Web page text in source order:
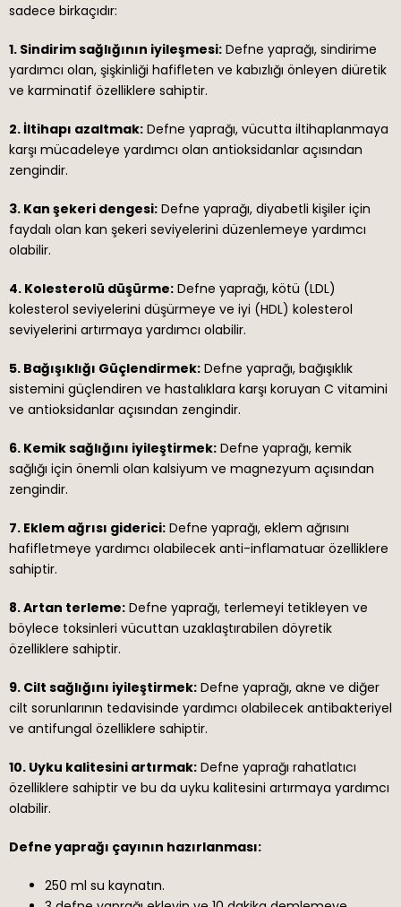
sadece birkaçıdır:
1. Sindirim sağlığının iyileşmesi: Defne yaprağı, sindirime
yardımcı olan, şişkinliği hafifleten ve kabızlığı önleyen diüretik
ve karminatif özelliklere sahiptir.
2. İltihapı azaltmak: Defne yaprağı, vücutta iltihaplanmaya
karşı mücadeleye yardımcı olan antioksidanlar açısından
zengindir.
3. Kan şekeri dengesi: Defne yaprağı, diyabetli kişiler için
faydalı olan kan şekeri seviyelerini düzenlemeye yardımcı
olabilir.
4. Kolesterolü düşürme: Defne yaprağı, kötü (LDL)
kolesterol seviyelerini düşürmeye ve iyi (HDL) kolesterol
seviyelerini artırmaya yardımcı olabilir.
5. Bağışıklığı Güçlendirmek: Defne yaprağı, bağışıklık
sistemini güçlendiren ve hastalıklara karşı koruyan C vitamini
ve antioksidanlar açısından zengindir.
6. Kemik sağlığını iyileştirmek: Defne yaprağı, kemik
sağlığı için önemli olan kalsiyum ve magnezyum açısından
zengindir.
7. Eklem ağrısı giderici: Defne yaprağı, eklem ağrısını
hafifletmeye yardımcı olabilecek anti-inflamatuar özelliklere
sahiptir.
8. Artan terleme: Defne yaprağı, terlemeyi tetikleyen ve
böylece toksinleri vücuttan uzaklaştırabilen döyretik
özelliklere sahiptir.
9. Cilt sağlığını iyileştirmek: Defne yaprağı, akne ve diğer
cilt sorunlarının tedavisinde yardımcı olabilecek antibakteriyel
ve antifungal özelliklere sahiptir.
10. Uyku kalitesini artırmak: Defne yaprağı rahatlatıcı
özelliklere sahiptir ve bu da uyku kalitesini artırmaya yardımcı
olabilir.
Defne yaprağı çayının hazırlanması:
250 ml su kaynatın.